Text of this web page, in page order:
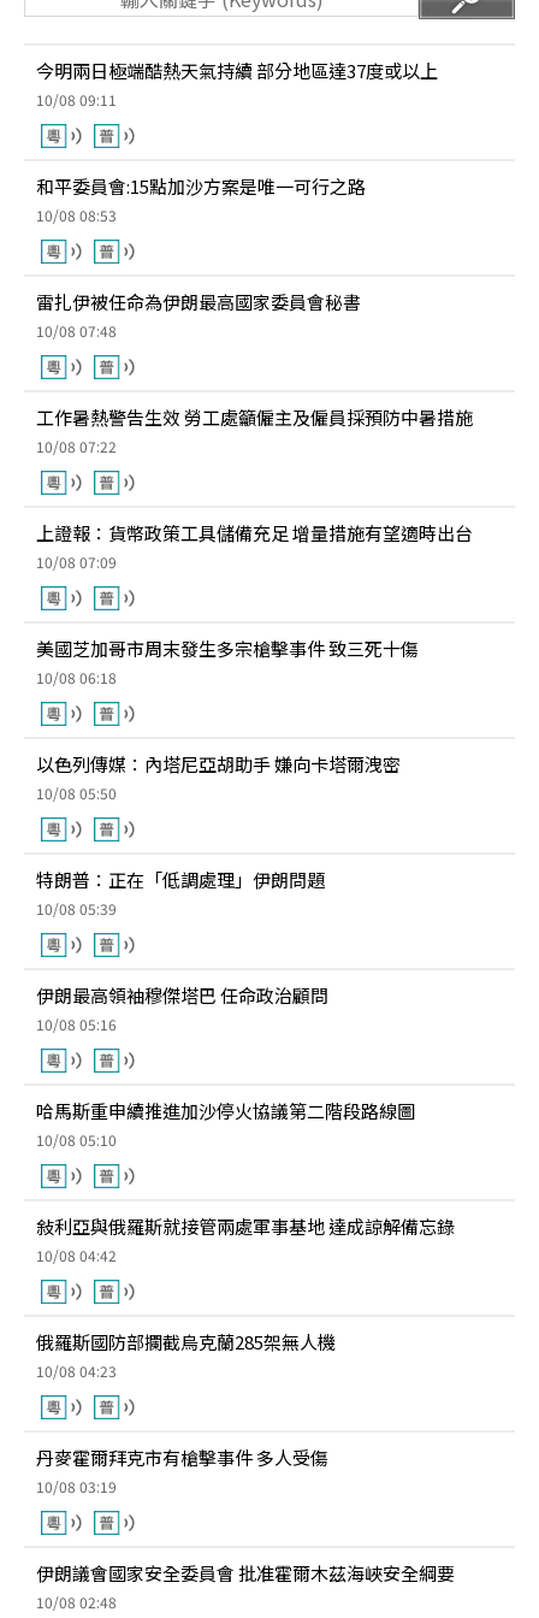
今明兩日極端酷熱天氣持續 部分地區達37度或以上
10/08 09:11
和平委員會:15點加沙方案是唯一可行之路
10/08 08:53
雷扎伊被任命為伊朗最高國家委員會秘書
10/08 07:48
工作暑熱警告生效 勞工處籲僱主及僱員採預防中暑措施
10/08 07:22
上證報：貨幣政策工具儲備充足 增量措施有望適時出台
10/08 07:09
美國芝加哥市周末發生多宗槍擊事件 致三死十傷
10/08 06:18
以色列傳媒：內塔尼亞胡助手 嫌向卡塔爾洩密
10/08 05:50
特朗普：正在「低調處理」伊朗問題
10/08 05:39
伊朗最高領袖穆傑塔巴 任命政治顧問
10/08 05:16
哈馬斯重申續推進加沙停火協議第二階段路線圖
10/08 05:10
敍利亞與俄羅斯就接管兩處軍事基地 達成諒解備忘錄
10/08 04:42
俄羅斯國防部攔截烏克蘭285架無人機
10/08 04:23
丹麥霍爾拜克市有槍擊事件 多人受傷
10/08 03:19
伊朗議會國家安全委員會 批准霍爾木茲海峽安全綱要
10/08 02:48